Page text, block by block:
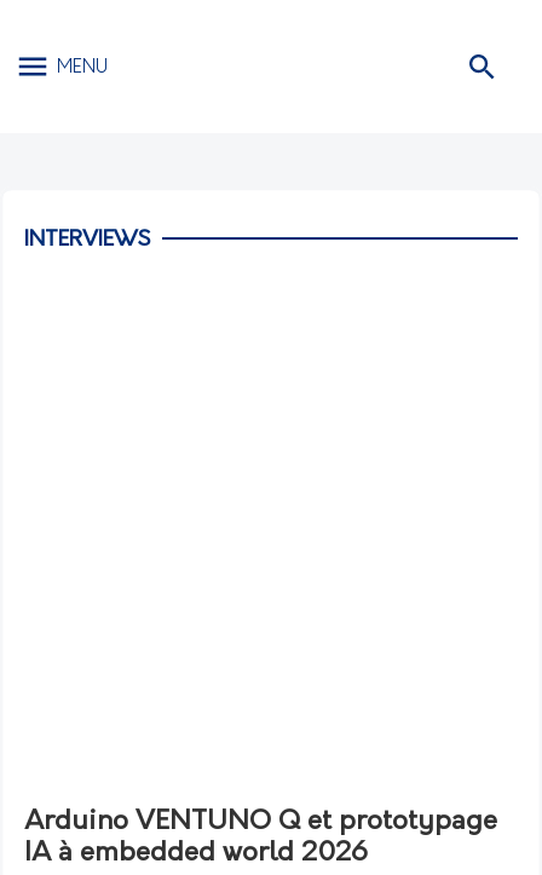
MENU
INTERVIEWS
Arduino VENTUNO Q et prototypage
IA à embedded world 2026